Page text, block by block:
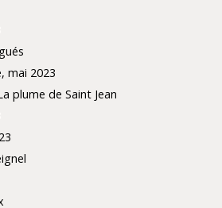
mai 2023
plume de Saint Jean